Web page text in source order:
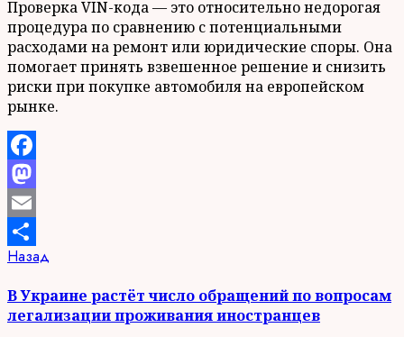
Проверка VIN-кода — это относительно недорогая
процедура по сравнению с потенциальными
расходами на ремонт или юридические споры. Она
помогает принять взвешенное решение и снизить
риски при покупке автомобиля на европейском
рынке.
Facebook
Mastodon
Email
Отправить
Продолжить
чтение
Назад
В Украине растёт число обращений по вопросам
легализации проживания иностранцев